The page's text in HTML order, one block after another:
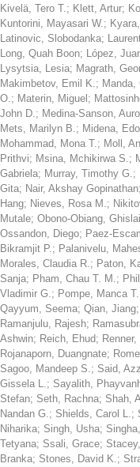
Kivelä, Tero T.; Klett, Artur;
Kuntorini, Mayasari W.;
Latinovic, Slobodanka;
Long, Quah Boon; López,
Lysytsia, Lesia; Magrath,
Makimbetov, Emil K.; Manda,
O.; Materin, Miguel ;
John D.; Medina-Sanson,
Mets, Marilyn B.; Midena,
Mohammad, Mona T.; Moll,
Prithvi; Msina, Mchikirwa S.;
Gabriela; Murray, Timothy G.;
Gita; Nair, Akshay Gopinathan;
Hang; Nieves, Rosa M.;
Mutale; Obono-Obiang,
Ossandon, Diego; Paez-
Bikramjit P.; Palanivelu,
Morales, Claudia R.; Paton,
Sanja; Pham, Chau T. M.;
Vladimir G.; Pompe, Manca T.
Qayyum, Seema; Qian, Jiang;
Ramanjulu, Rajesh;
Ashwin; Reich, Ehud;
Rojanaporn, Duangnate;
Sagoo, Mandeep S.; Said,
Gissela L.; Sayalith,
Stefan; Seth, Rachna; Shah,
Nandan G.; Shields, Carol L.;
Niharika; Singh, Usha;
Tetyana; Ssali, Grace;
Branka; Stones, David K.;